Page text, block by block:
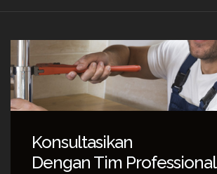
Konsultasikan
Dengan Tim Professional